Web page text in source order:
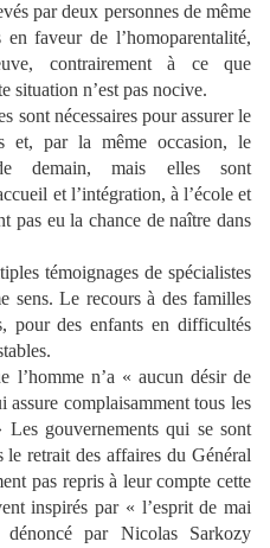
par deux personnes de même
faveur de l’homoparentalité,
contrairement à ce que
situation n’est pas nocive.
sont nécessaires pour assurer le
et, par la même occasion, le
demain, mais elles sont
et l’intégration, à l’école et
pas eu la chance de naître dans
témoignages de spécialistes
sens. Le recours à des familles
pour des enfants en difficultés
l’homme n’a « aucun désir de
complaisamment tous les
Les gouvernements qui se sont
le retrait des affaires du Général
pas repris à leur compte cette
inspirés par « l’esprit de mai
par Nicolas Sarkozy